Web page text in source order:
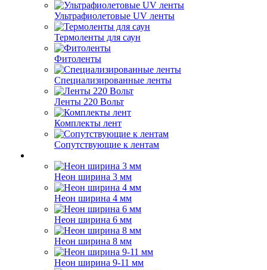
Ультрафиолетовые UV ленты
Термоленты для саун
Фитоленты
Специализированные ленты
Ленты 220 Вольт
Комплекты лент
Сопутствующие к лентам
Неон ширина 3 мм
Неон ширина 4 мм
Неон ширина 6 мм
Неон ширина 8 мм
Неон ширина 9-11 мм